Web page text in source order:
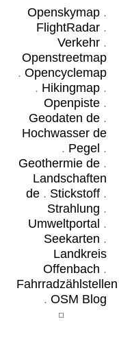
Openskymap.
FlightRadar.
Verkehr.
Openstreetmap
. Opencyclemap
. Hikingmap.
Openpiste.
Geodaten de.
Hochwasser de
. Pegel .
Geothermie de.
Landschaften
de. Stickstoff.
Strahlung .
Umweltportal .
Seekarten .
Landkreis
Offenbach .
Fahrradzählstellen
. OSM Blog